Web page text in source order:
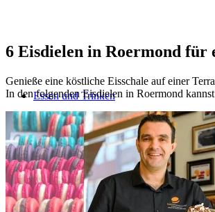
Essen und Trinken
6 Eisdielen in Roermond für
Genieße eine köstliche Eisschale auf einer
In den folgenden Eisdielen in Roermond